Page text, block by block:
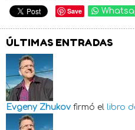
Save
ÚLTIMAS ENTRADAS
Evgeny Zhukov firmó el libro